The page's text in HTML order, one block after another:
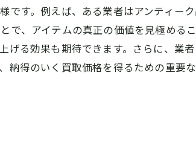
方法
です。例えば、ある業者はアンティー
で、アイテムの真正の価値を見極める
げる効果も期待できます。さらに、業
納得のいく買取価格を得るための重要